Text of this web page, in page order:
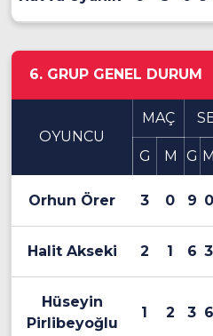
6. GRUP GENEL DURUM
OYUNCU
MAÇ
G
M G M
Orhun Örer 3 0 9 0
Halit Akseki 2 1 6 3
Hüseyin
Pirlibeyoğlu
1 2 3 6